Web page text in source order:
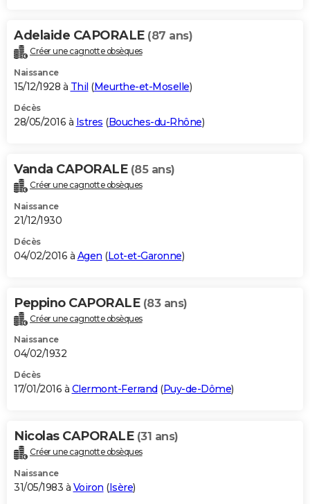
Adelaide CAPORALE (87 ans)
Créer une cagnotte obsèques
Naissance
15/12/1928 à Thil (Meurthe-et-Moselle)
Décès
28/05/2016 à Istres (Bouches-du-Rhône)
Vanda CAPORALE (85 ans)
Créer une cagnotte obsèques
Naissance
21/12/1930
Décès
04/02/2016 à Agen (Lot-et-Garonne)
Peppino CAPORALE (83 ans)
Créer une cagnotte obsèques
Naissance
04/02/1932
Décès
17/01/2016 à Clermont-Ferrand (Puy-de-Dôme)
Nicolas CAPORALE (31 ans)
Créer une cagnotte obsèques
Naissance
31/05/1983 à Voiron (Isère)